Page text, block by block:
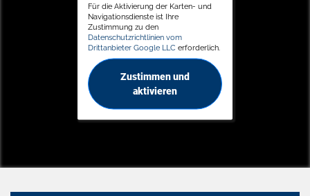
Für die Aktivierung der Karten- und
Navigationsdienste ist Ihre
Zustimmung zu den
Datenschutzrichtlinien vom
Drittanbieter Google LLC erforderlich.
Zustimmen und
aktivieren